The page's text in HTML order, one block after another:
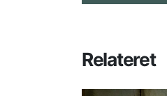
Relateret